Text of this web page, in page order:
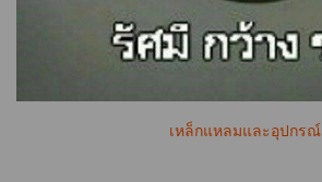
เหล็กแหลมและอุปกรณ์